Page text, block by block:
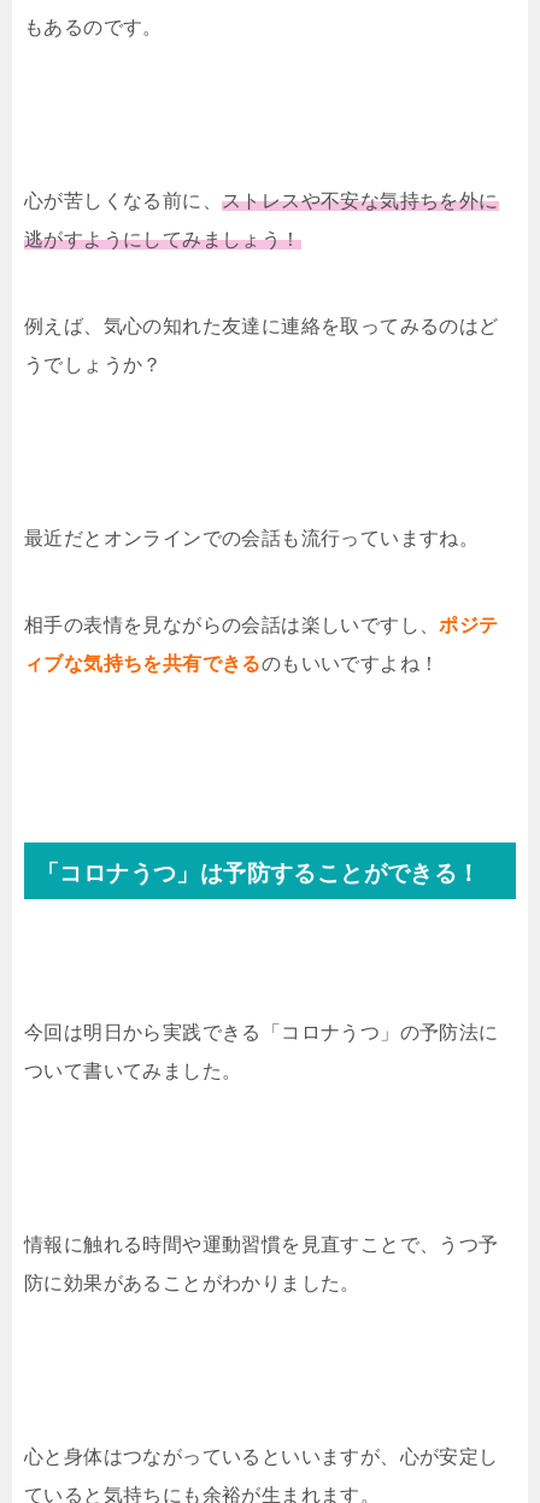
もあるのです。
心が苦しくなる前に、 ストレスや不安な気持ちを外に
逃がすようにしてみましょう！
例えば、気心の知れた友達に連絡を取ってみるのはど
うでしょうか？
最近だとオンラインでの会話も流行っていますね。
相手の表情を見ながらの会話は楽しいですし、ポジテ
ィブな気持ちを共有できるのもいいですよね！
「コロナうつ」は予防することができる！
今回は明日から実践できる「コロナうつ」の予防法に
ついて書いてみました。
情報に触れる時間や運動習慣を見直すことで、うつ予
防に効果があることがわかりました。
心と身体はつながっているといいますが、心が安定し
ていると気持ちにも余裕が生まれます。